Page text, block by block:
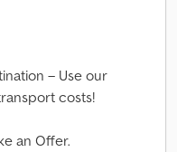
– Use our
costs!
an Offer.